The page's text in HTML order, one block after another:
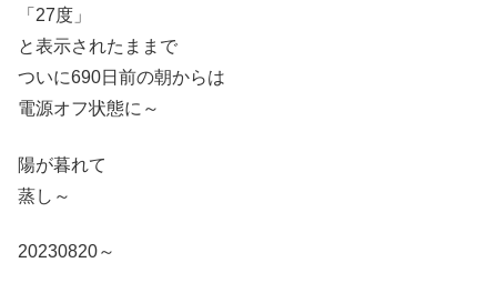
「27度」
と表示されたままで
ついに690日前の朝からは
電源オフ状態に～
陽が暮れて
蒸し～
20230820～